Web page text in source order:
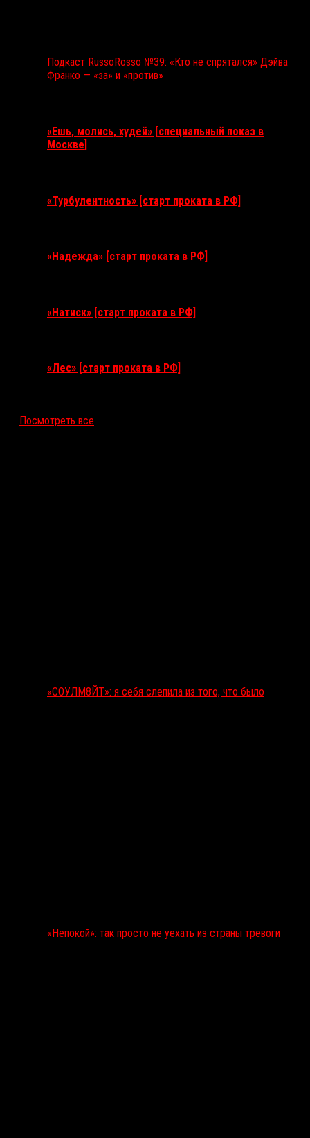
Подкаст RussoRosso №39: «Кто не спрятался» Дэйва
Франко — «за» и «против»
«Ешь, молись, худей» [специальный показ в
Москве]
«Турбулентность» [старт проката в РФ]
«Надежда» [старт проката в РФ]
«Натиск» [старт проката в РФ]
«Лес» [старт проката в РФ]
Посмотреть все
«СОУЛМ8ЙТ»: я себя слепила из того, что было
«Непокой»: так просто не уехать из страны тревоги